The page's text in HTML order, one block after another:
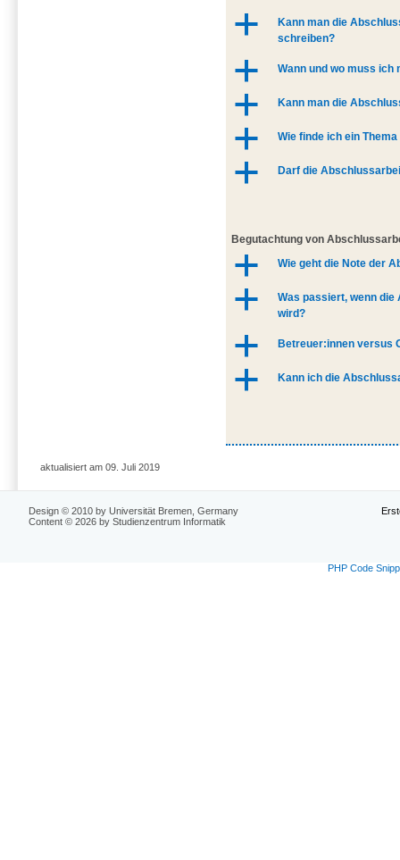
a
Kann man die
schreiben?
a Wann und wo muss
a Kann man die
a Wie finde ich ein
a Darf die
Begutachtung von
a Wie geht die Note der
a
Was passiert, wenn
wird?
a Betreuer:innen versus
a Kann ich die
aktualisiert am 09. Juli 2019
Design © 2010 by Universität Bremen, Germany
Content © 2026 by Studienzentrum Informatik
PHP Code